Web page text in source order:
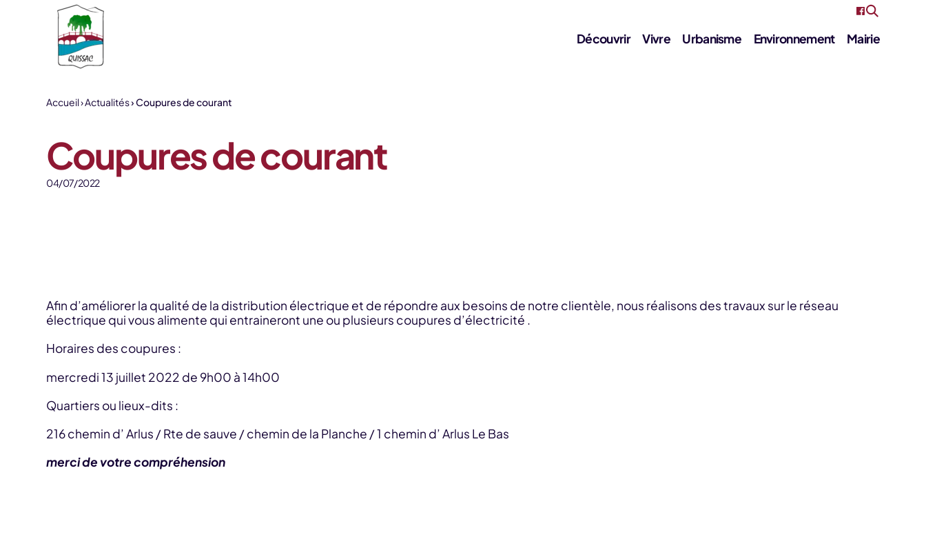
Aller au contenu
Découvrir Vivre Urbanisme Environnement Mairie
Accueil Actualités Coupures de courant
Coupures de courant
04/07/2022
Afin d’améliorer la qualité de la distribution électrique et de répondre aux besoins de notre clientèle, nous réalisons des travaux sur le réseau
électrique qui vous alimente qui entraineront une ou plusieurs coupures d’électricité .
Horaires des coupures :
mercredi 13 juillet 2022 de 9h00 à 14h00
Quartiers ou lieux-dits :
216 chemin d’ Arlus / Rte de sauve / chemin de la Planche / 1 chemin d’ Arlus Le Bas
merci de votre compréhension